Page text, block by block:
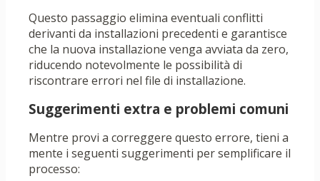
Questo passaggio elimina eventuali conflitti
derivanti da installazioni precedenti e garantisce
che la nuova installazione venga avviata da zero,
riducendo notevolmente le possibilità di
riscontrare errori nel file di installazione.
Suggerimenti extra e problemi comuni
Mentre provi a correggere questo errore, tieni a
mente i seguenti suggerimenti per semplificare il
processo: